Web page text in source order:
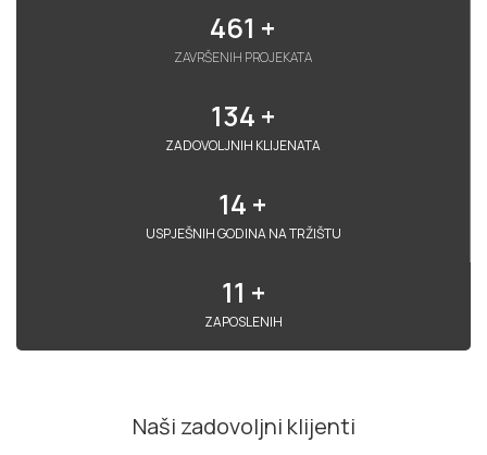
ZAVRŠENIH PROJEKATA
461 +
ZADOVOLJNIH KLIJENATA
134 +
USPJEŠNIH GODINA NA TRŽIŠTU
14 +
ZAPOSLENIH
11 +
Naši zadovoljni klijenti